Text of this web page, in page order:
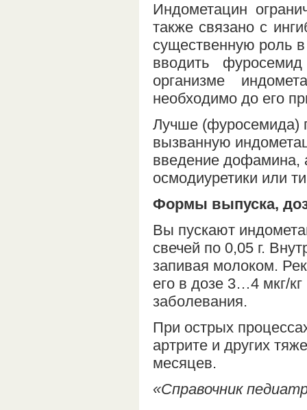
Индометацин
также связано с
существенную роль
вводить
организме
необходимо до его
Лучше (фуросемида)
вызванную
введение дофамина,
осмодиуретики или
Формы выпуска,
Вы пускают
свечей по 0,05 г.
запивая молоком.
его в дозе 3…4 мкг/кг
заболевания.
При острых
артрите и других
месяцев.
«Справочник